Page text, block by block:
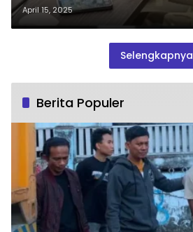
April 15, 2025
Selengkapnya
Berita Populer